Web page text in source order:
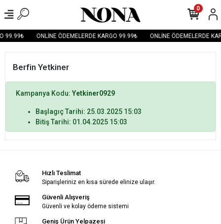
99.99₺ ONLİNE ÖDEMELERDE KARGO 99.99₺ ONLİNE ÖDEMELERDE
0
Berfin Yetkiner
Kampanya Kodu: Yetkiner0929
Başlagıç Tarihi: 25.03.2025 15:03
Bitiş Tarihi: 01.04.2025 15:03
Hızlı Teslimat
Siparişleriniz en kısa sürede elinize ulaşır.
Güvenli Alışveriş
Güvenli ve kolay ödeme sistemi
Geniş Ürün Yelpazesi